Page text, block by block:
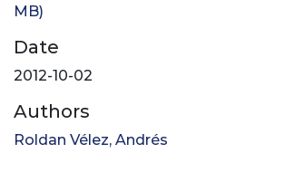
MB)
Date
2012-10-02
Authors
Roldan Vélez, Andrés